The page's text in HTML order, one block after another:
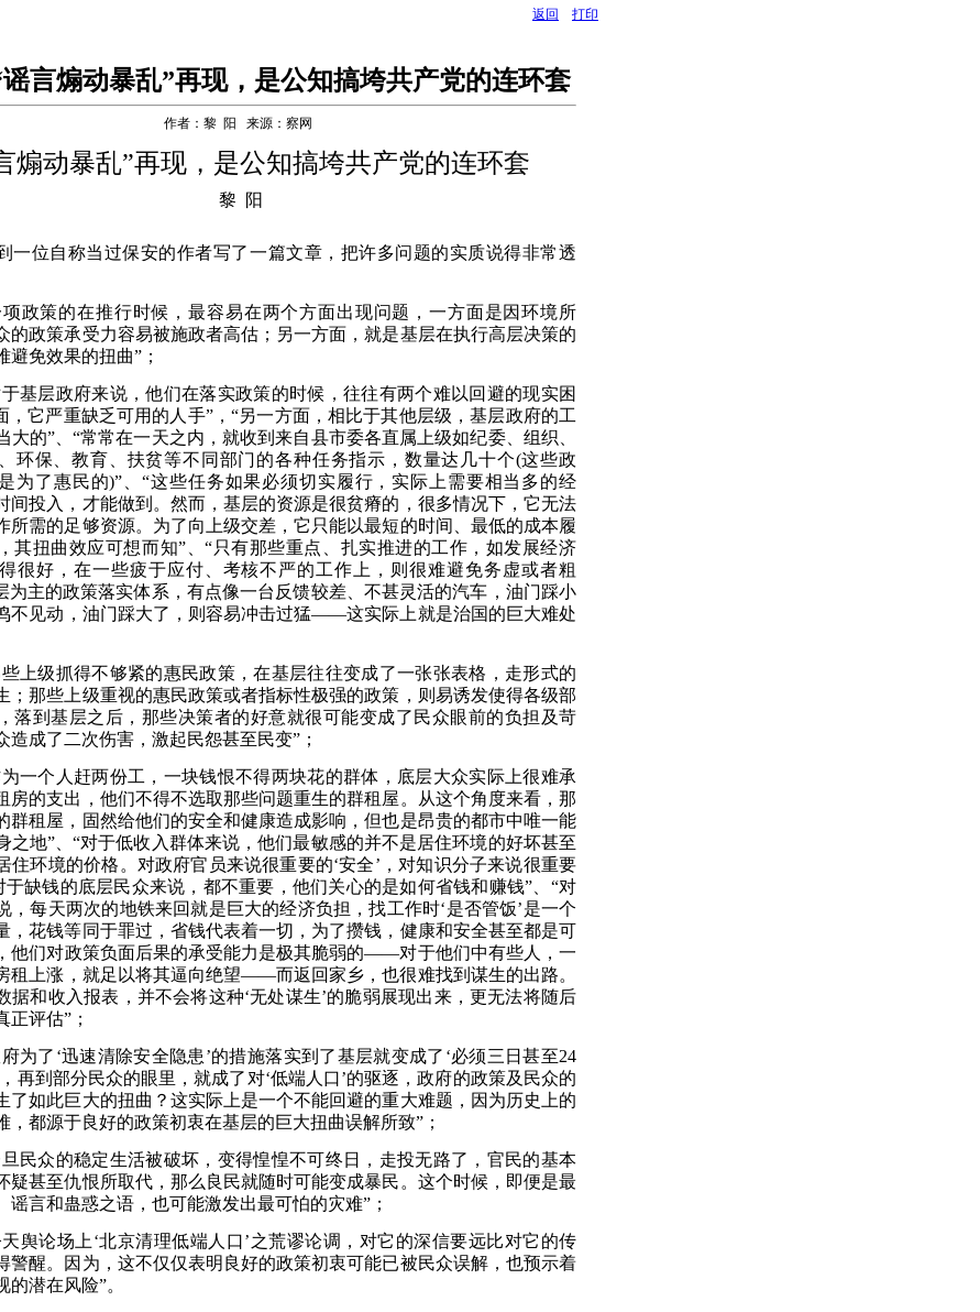
返回 打印
言煽动暴乱”再现，是公知搞垮共产党的连环套
作者：黎 阳 来源：察网
煽动暴乱”再现，是公知搞垮共产党的连环套
黎 阳
一位自称当过保安的作者写了一篇文章，把许多问题的实质说得非常透
政策的在推行时候，最容易在两个方面出现问题，一方面是因环境所
的政策承受力容易被施政者高估 ； 另一方面，就是基层在执行高层决策的
避免效果的扭曲” ；
基层政府来说，他们在落实政策的时候，往往有两个难以回避的现实困
，它严重缺乏可用的人手”，“另一方面，相比于其他层级，基层政府的工
大的”、“常常在一天之内，就收到来自县市委各直属上级如纪委、组织、
环保、教育、扶贫等不同部门的各种任务指示，数量达几十个(这些政
为了惠民的)”、“这些任务如果必须切实履行，实际上需要相当多的经
间投入，才能做到。然而，基层的资源是很贫瘠的，很多情况下，它无法
所需的足够资源。为了向上级交差，它只能以最短的时间、最低的成本履
其扭曲效应可想而知”、“只有那些重点、扎实推进的工作，如发展经济
得很好，在一些疲于应付、考核不严的工作上，则很难避免务虚或者粗
为主的政策落实体系，有点像一台反馈较差、不甚灵活的汽车，油门踩小
不见动，油门踩大了，则容易冲击过猛——这实际上就是治国的巨大难处
上级抓得不够紧的惠民政策，在基层往往变成了一张张表格，走形式的
；那些上级重视的惠民政策或者指标性极强的政策，则易诱发使得各级部
落到基层之后，那些决策者的好意就很可能变成了民众眼前的负担及苛
造成了二次伤害，激起民怨甚至民变” ；
一个人赶两份工，一块钱恨不得两块花的群体，底层大众实际上很难承
房的支出，他们不得不选取那些问题重生的群租屋。从这个角度来看，那
群租屋，固然给他们的安全和健康造成影响，但也是昂贵的都市中唯一能
之地”、“对于低收入群体来说，他们最敏感的并不是居住环境的好坏甚至
住环境的价格。对政府官员来说很重要的‘安全’，对知识分子来说很重要
于缺钱的底层民众来说，都不重要，他们关心的是如何省钱和赚钱”、“对
，每天两次的地铁来回就是巨大的经济负担，找工作时‘是否管饭’是一个
，花钱等同于罪过，省钱代表着一切，为了攒钱，健康和安全甚至都是可
他们对政策负面后果的承受能力是极其脆弱的——对于他们中有些人，一
租上涨，就足以将其逼向绝望——而返回家乡，也很难找到谋生的出路。
据和收入报表，并不会将这种‘无处谋生’的脆弱展现出来，更无法将随后
正评估” ；
为了‘迅速清除安全隐患’的措施落实到了基层就变成了‘必须三日甚至24
再到部分民众的眼里，就成了对‘低端人口’的驱逐，政府的政策及民众的
了如此巨大的扭曲 ？ 这实际上是一个不能回避的重大难题，因为历史上的
，都源于良好的政策初衷在基层的巨大扭曲误解所致” ；
民众的稳定生活被破坏，变得惶惶不可终日，走投无路了，官民的基本
疑甚至仇恨所取代，那么良民就随时可能变成暴民。这个时候，即便是最
谣言和蛊惑之语，也可能激发出最可怕的灾难” ；
舆论场上‘北京清理低端人口’之荒谬论调，对它的深信要远比对它的传
警醒。因为，这不仅仅表明良好的政策初衷可能已被民众误解，也预示着
的潜在风险”。